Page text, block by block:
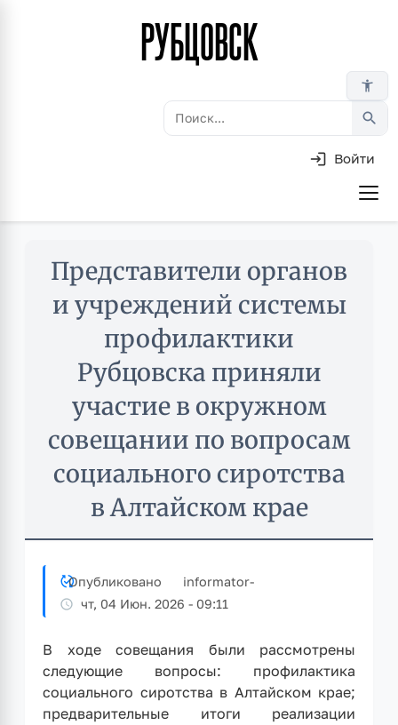
content
РУБЦОВСК
accessibility_new
search
Войти
Представители органов
и учреждений системы
профилактики
Рубцовска приняли
участие в окружном
совещании по вопросам
социального сиротства
в Алтайском крае
Опубликовано informator-
чт, 04 Июн. 2026 - 09:11
В ходе совещания были рассмотрены
следующие вопросы: профилактика
социального сиротства в Алтайском крае;
предварительные итоги реализации